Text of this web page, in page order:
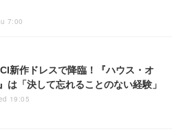
7:00
新作ドレスで降臨！『ハウス・オ
は「決して忘れることのない経験」
19:05